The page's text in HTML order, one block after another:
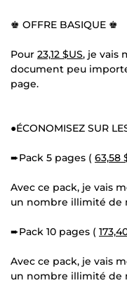
♚ OFFRE BASIQUE ♚
Pour 23,12 $US, je vais
document peu
page.
●ÉCONOMISEZ SUR
➨Pack 5 pages ( 63,58
Avec ce pack, je vais
un nombre illimité de
➨Pack 10 pages (
Avec ce pack, je vais
un nombre illimité de